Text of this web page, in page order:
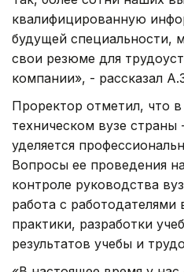
квалифицированную
будущей специальности,
свои резюме для
компании», - рассказал
Проректор отметил, что
техническом вузе
уделяется
Вопросы ее проведения
контроле руководства
работа с работодателями
практики, разработки
результатов учебы и